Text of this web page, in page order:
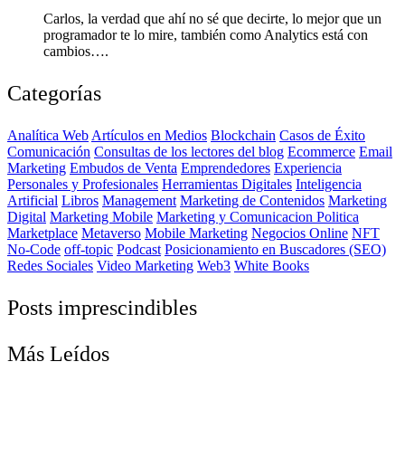
Carlos, la verdad que ahí no sé que decirte, lo mejor que un
programador te lo mire, también como Analytics está con
cambios….
Categorías
Analítica Web Artículos en Medios Blockchain Casos de Éxito
Comunicación Consultas de los lectores del blog Ecommerce Email
Marketing Embudos de Venta Emprendedores Experiencia
Personales y Profesionales Herramientas Digitales Inteligencia
Artificial Libros Management Marketing de Contenidos Marketing
Digital Marketing Mobile Marketing y Comunicacion Politica
Marketplace Metaverso Mobile Marketing Negocios Online NFT
No-Code off-topic Podcast Posicionamiento en Buscadores (SEO)
Redes Sociales Video Marketing Web3 White Books
Posts imprescindibles
Más Leídos